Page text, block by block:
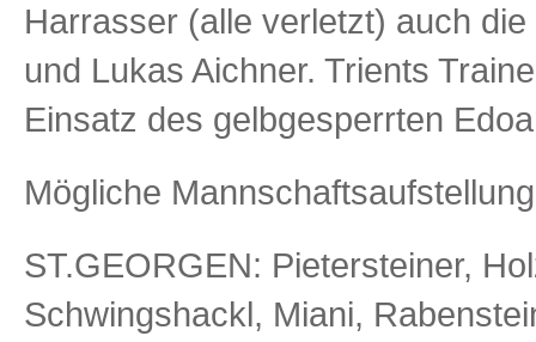
Harrasser (alle verletzt) auch
und Lukas Aichner. Trients
Einsatz des gelbgesperrten
Mögliche
ST.GEORGEN: Pietersteiner,
Schwingshackl, Miani,